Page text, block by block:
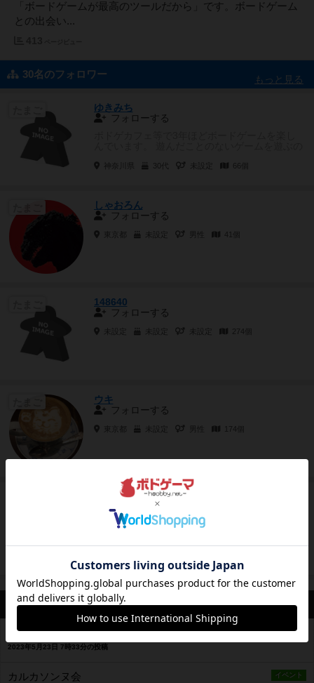
「ボードゲームが最高のツールだから」です。ボードゲーム
との出会い...
30名のフォロワー もっと見る
ゆきみち
フォローする
30代 未設定
しゃおろん
フォローする
東京都 未設定 41個
148640
フォローする
未設定 未設定 未設定 274個
ウキ
フォローする
東京都 未設定 174個
よしたん
フォローする
東京都 未設定 男性
最新のお知らせ
イベント
カタン2023公式日本選手権大会
2023年5月23日 7時33分の投稿
イベント
カルカソンヌ会